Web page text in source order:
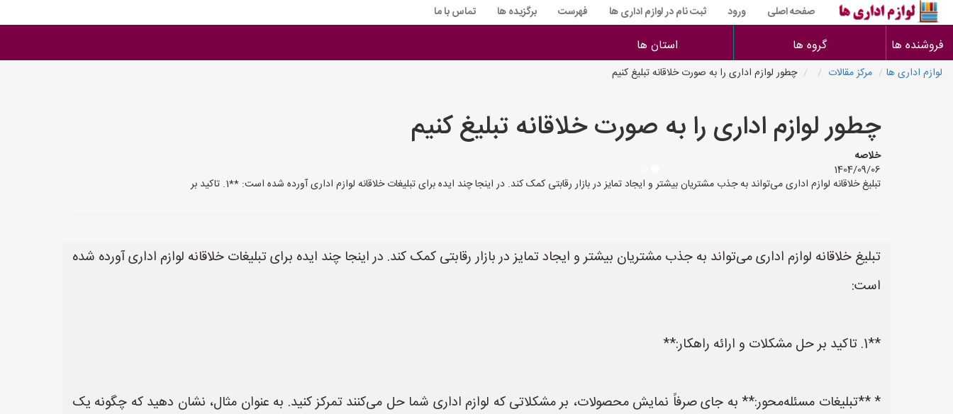
صفحه اصلی ورود ثبت نام در لوازم اداری ها فهرست برگزیده ها تماس با ما
فروشنده ها گروه ها استان ها
لوازم اداری ها مرکز مقالات چطور لوازم اداری را به صورت خلاقانه تبلیغ کنیم
چطور لوازم اداری را به صورت خلاقانه تبلیغ کنیم
خلاصه
1404/09/06
تبلیغ خلاقانه لوازم اداری می‌تواند به جذب مشتریان بیشتر و ایجاد تمایز در بازار رقابتی کمک کند. در اینجا چند ایده برای تبلیغات خلاقانه لوازم اداری آورده شده است: **1. تاکید بر
تبلیغ خلاقانه لوازم اداری می‌تواند به جذب مشتریان بیشتر و ایجاد تمایز در بازار رقابتی کمک کند. در اینجا چند ایده برای تبلیغات خلاقانه لوازم اداری آورده شده
است:
**1. تاکید بر حل مشکلات و ارائه راهکار:**
* **تبلیغات مسئله‌محور:** به جای صرفاً نمایش محصولات، بر مشکلاتی که لوازم اداری شما حل می‌کنند تمرکز کنید. به عنوان مثال، نشان دهید که چگونه یک